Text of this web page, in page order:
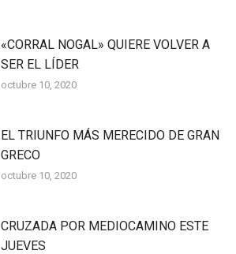
«CORRAL NOGAL» QUIERE VOLVER A
SER EL LÍDER
octubre 10, 2020
EL TRIUNFO MÁS MERECIDO DE GRAN
GRECO
octubre 10, 2020
CRUZADA POR MEDIOCAMINO ESTE
JUEVES